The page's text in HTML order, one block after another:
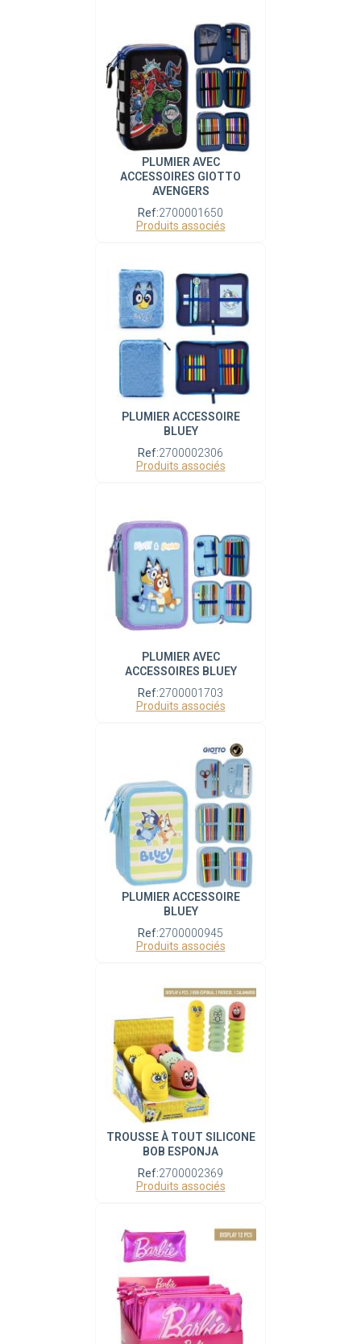
PLUMIER AVEC
ACCESSOIRES GIOTTO
AVENGERS
Ref:2700001650
Produits associés
PLUMIER ACCESSOIRE
BLUEY
Ref:2700002306
Produits associés
PLUMIER AVEC
ACCESSOIRES BLUEY
Ref:2700001703
Produits associés
PLUMIER ACCESSOIRE
BLUEY
Ref:2700000945
Produits associés
TROUSSE À TOUT SILICONE
BOB ESPONJA
Ref:2700002369
Produits associés